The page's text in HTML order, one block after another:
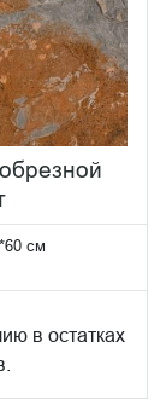
см
в остатках